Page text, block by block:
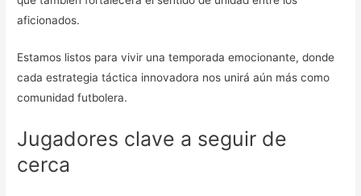
aficionados.
Estamos listos para vivir una temporada emocionante, donde
cada estrategia táctica innovadora nos unirá aún más como
comunidad futbolera.
Jugadores clave a seguir de
cerca